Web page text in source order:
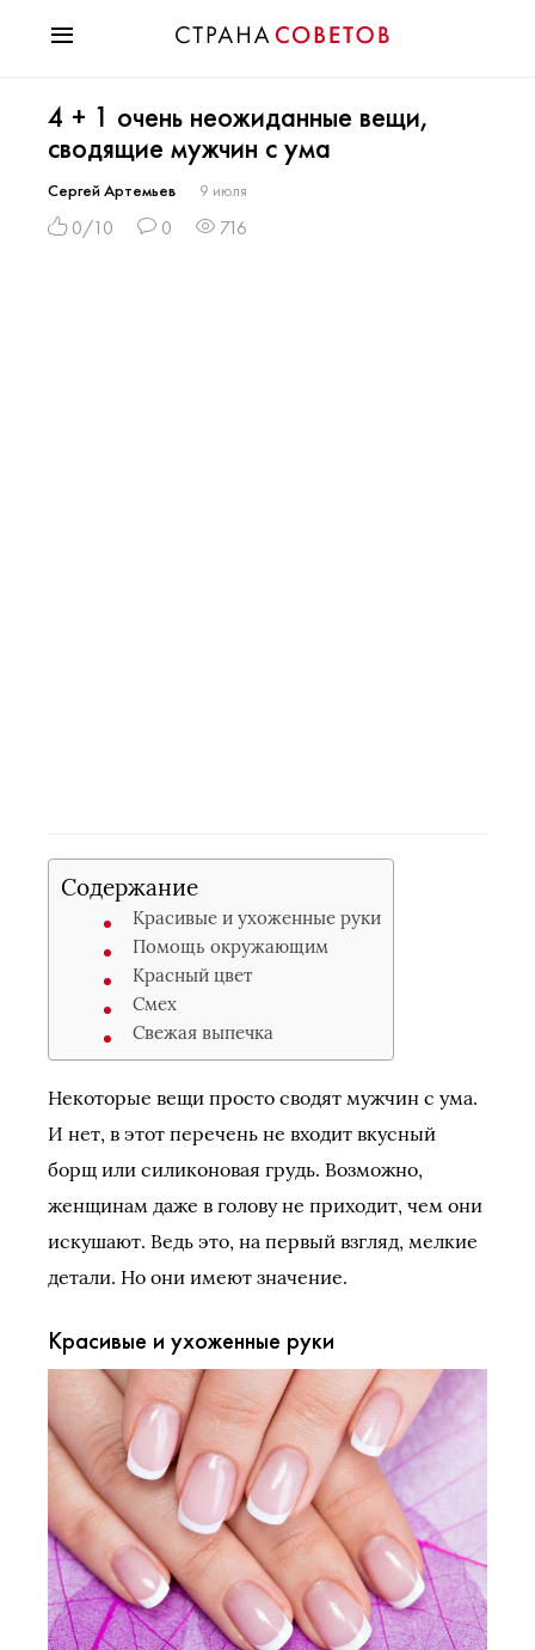
Мода
Звезды
Гороскопы
Здоровье
4 + 1 очень неожиданные вещи,
сводящие мужчин с ума
Сергей Артемьев 9 июля
0/10 0 716
Содержание
Красивые и ухоженные руки
Помощь окружающим
Красный цвет
Смех
Свежая выпечка
Некоторые вещи просто сводят мужчин с ума.
И нет, в этот перечень не входит вкусный
борщ или силиконовая грудь. Возможно,
женщинам даже в голову не приходит, чем они
искушают. Ведь это, на первый взгляд, мелкие
детали. Но они имеют значение.
Красивые и ухоженные руки